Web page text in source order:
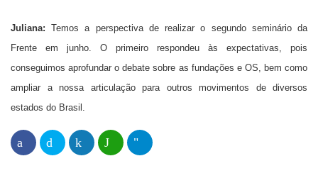
Juliana: Temos a perspectiva de realizar o segundo seminário da
Frente em junho. O primeiro respondeu às expectativas, pois
conseguimos aprofundar o debate sobre as fundações e OS, bem como
ampliar a nossa articulação para outros movimentos de diversos
estados do Brasil.